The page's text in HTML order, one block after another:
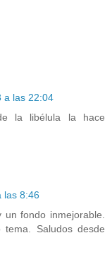
a las 22:04
la libélula la hace
las 8:46
fondo inmejorable.
Saludos desde